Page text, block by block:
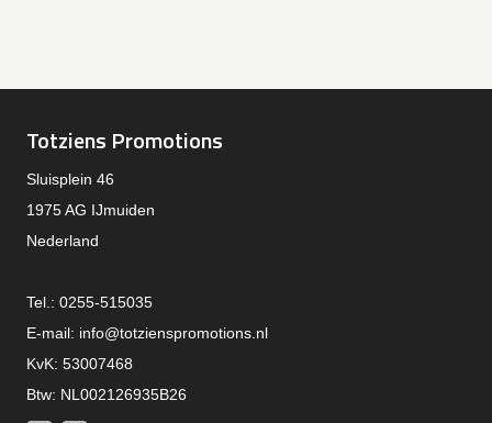
Totziens Promotions
Sluisplein 46
1975 AG IJmuiden
Nederland
Tel.: 0255-515035
E-mail: info@totzienspromotions.nl
KvK: 53007468
Btw: NL002126935B26